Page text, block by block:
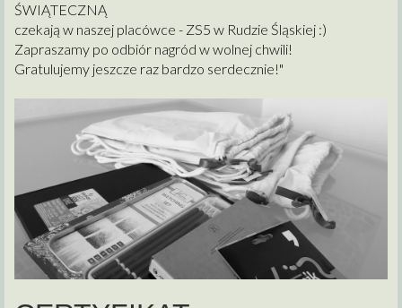
ŚWIĄTECZNĄ
czekają w naszej placówce - ZS5 w Rudzie Śląskiej :)
Zapraszamy po odbiór nagród w wolnej chwili!
Gratulujemy jeszcze raz bardzo serdecznie!"